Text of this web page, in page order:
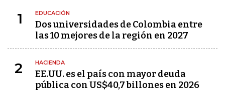
1 EDUCACIÓN
Dos universidades de Colombia entre
las 10 mejores de la región en 2027
2 HACIENDA
EE.UU. es el país con mayor deuda
pública con US$40,7 billones en 2026